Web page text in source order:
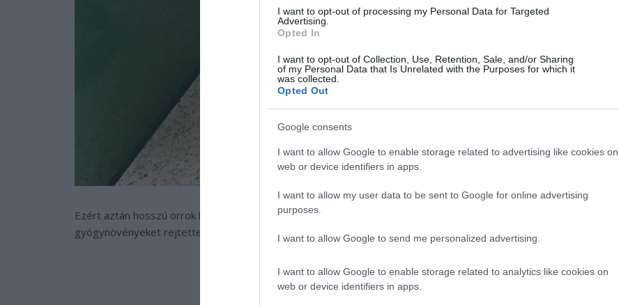
I want to opt-out of processing my Personal Data for Targeted
Advertising.
Opted In
I want to opt-out of Collection, Use, Retention, Sale, and/or Sharing
of my Personal Data that Is Unrelated with the Purposes for which it
was collected.
Opted Out
Google consents
I want to allow Google to enable storage related to advertising like cookies on
web or device identifiers in apps.
I want to allow my user data to be sent to Google for online advertising
purposes.
I want to allow Google to send me personalized advertising.
I want to allow Google to enable storage related to analytics like cookies on
web or device identifiers in apps.
Ezért aztán hosszú orrok kerültek a viselőre, az ormányba pedig kellemes illatú fűszereket,
gyógynövényeket rejtettek, amit aztán meggyújtottak, így tisztítva meg a rossz levegőt.